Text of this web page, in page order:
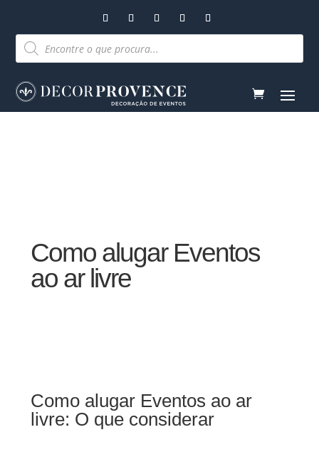
Pesquisar
produtos
Como alugar Eventos
ao ar livre
Como alugar Eventos ao ar
livre: O que considerar